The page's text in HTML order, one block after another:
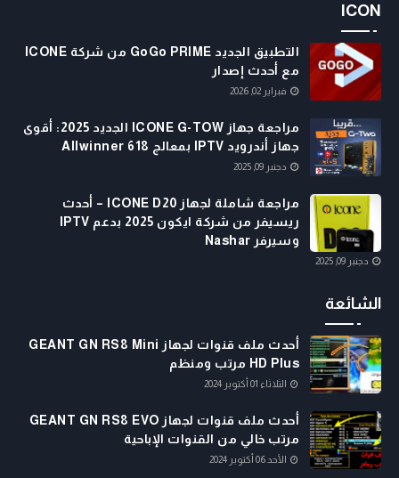
ICON
التطبيق الجديد GoGo PRIME من شركة ICONE
مع أحدث إصدار
فبراير 02, 2026
مراجعة جهاز ICONE G-TOW الجديد 2025: أقوى
جهاز أندرويد IPTV بمعالج Allwinner 618
دجنبر 09, 2025
مراجعة شاملة لجهاز ICONE D20 – أحدث
ريسيفر من شركة ايكون 2025 بدعم IPTV
وسيرفر Nashar
دجنبر 09, 2025
الشائعة
أحدث ملف قنوات لجهاز GEANT GN RS8 Mini
HD Plus مرتب ومنظم
الثلاثاء 01 أكتوبر 2024
أحدث ملف قنوات لجهاز GEANT GN RS8 EVO
مرتب خالي من القنوات الإباحية
الأحد 06 أكتوبر 2024